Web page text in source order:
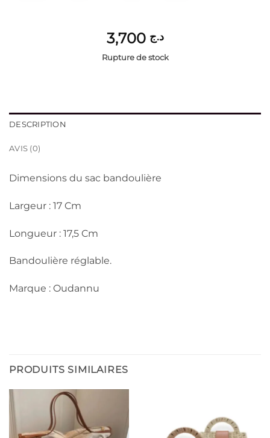
د.ج 3,700
Rupture de stock
DESCRIPTION
AVIS (0)
Dimensions du sac bandoulière
Largeur : 17 Cm
Longueur : 17,5 Cm
Bandoulière réglable.
Marque : Oudannu
PRODUITS SIMILAIRES